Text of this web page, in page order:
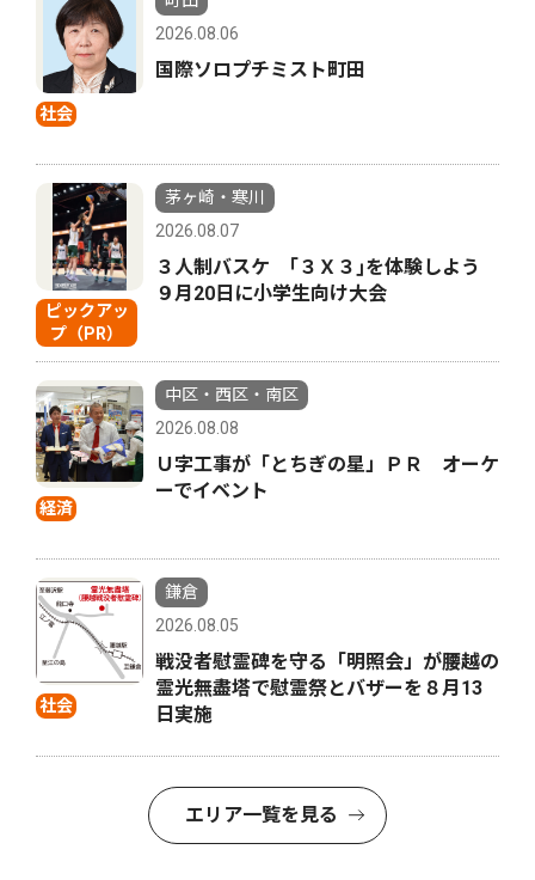
社会
2026.08.06
国際ソロプチミスト町田
ピックアッ
プ（PR）
茅ヶ崎・寒川
2026.08.07
３人制バスケ ｢３Ｘ３｣を体験しよう
９月20日に小学生向け大会
経済
中区・西区・南区
2026.08.08
Ｕ字工事が「とちぎの星」ＰＲ オーケ
ーでイベント
社会
鎌倉
2026.08.05
戦没者慰霊碑を守る「明照会」が腰越の
霊光無盡塔で慰霊祭とバザーを８月13
日実施
エリア一覧を見る